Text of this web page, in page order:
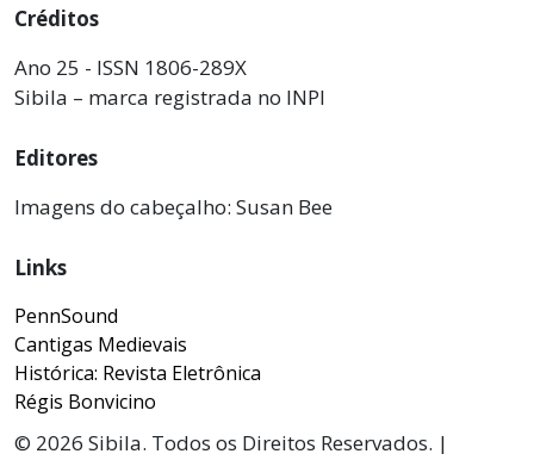
Créditos
Ano 25 - ISSN 1806-289X
Sibila – marca registrada no INPI
Editores
Imagens do cabeçalho: Susan Bee
Links
PennSound
Cantigas Medievais
Histórica: Revista Eletrônica
Régis Bonvicino
© 2026 Sibila. Todos os Direitos Reservados. |